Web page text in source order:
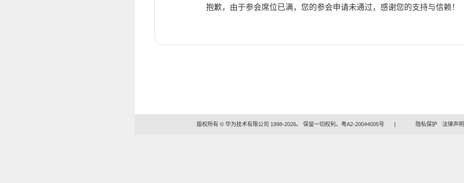
抱歉，由于参会席位已满，您的参会申请未通过，感谢您的支持与信赖！
版权所有 © 华为技术有限公司 1998-2026。 保留一切权利。粤A2-20044005号 | 隐私保护 法律声明